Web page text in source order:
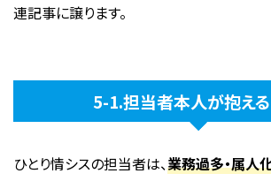
連記事に譲ります。
5-1.担当者本人が抱え
ひとり情シスの担当者は、業務過多・属人